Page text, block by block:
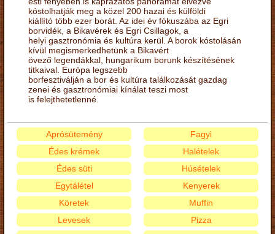
kóstolhatják meg a közel 200 hazai és külföldi
kiállító több ezer borát. Az idei év fókuszába az Egri
borvidék, a Bikavérek és Egri Csillagok, a
helyi gasztronómia és kultúra kerül. A borok kóstolásán
kívül megismerkedhetünk a Bikavért
övező legendákkal, hungarikum borunk készítésének
titkaival. Európa legszebb
borfesztiválján a bor és kultúra találkozását gazdag
zenei és gasztronómiai kínálat teszi most
is felejthetetlenné.
Aprósütemény
Édes krémek
Édes süti
Egytálétel
Fagyi
Halételek
Húsételek
Kenyerek
Köretek
Levesek
Muffin
Pizza